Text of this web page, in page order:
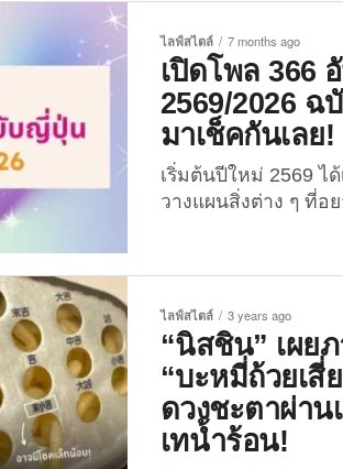
ไลฟ์สไตล์ 7 months ago
เปิดโพล 366
2569/2026
มาเช็คกันเลย!
เริ่มต้นปีใหม่ 2569 ไ
วางแผนสิ่งต่าง ๆ ที่อ
ส่อง 366 อันดับคนดว
คนญี่ปุ่นกัน โดยใช้ศา
ศาสตร์ปฏิทิน “วันดีวัน
micane.jp เว็บไซต์ดู
ไลฟ์สไตล์ 3 years ago
“นิสชิน” เผย
“บะหมี่ถ้วยเสี่
ดวงชะตาผ่าน
เทน้ำร้อน!